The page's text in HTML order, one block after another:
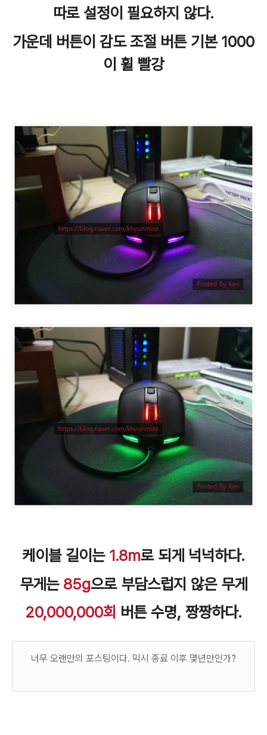
따로 설정이 필요하지 않다.
가운데 버튼이 감도 조절 버튼 기본 1000
이 휠 빨강
케이블 길이는 1.8m로 되게 넉넉하다.
무게는 85g으로 부담스럽지 않은 무게
20,000,000회 버튼 수명, 짱짱하다.
너무 오랜만의 포스팅이다. 믹시 종료 이후 몇년만인가?